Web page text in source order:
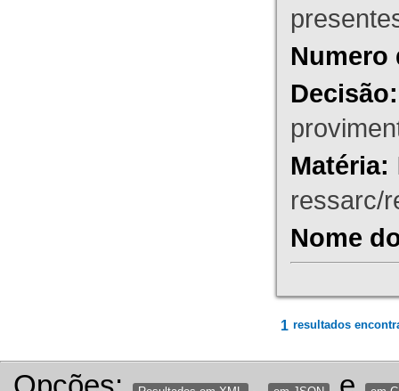
Numero
Decisão:
Matéria:
ressarc/
Nome
1 resultados